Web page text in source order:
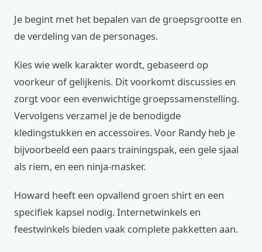
Je begint met het bepalen van de groepsgrootte en
de verdeling van de personages.
Kies wie welk karakter wordt, gebaseerd op
voorkeur of gelijkenis. Dit voorkomt discussies en
zorgt voor een evenwichtige groepssamenstelling.
Vervolgens verzamel je de benodigde
kledingstukken en accessoires. Voor Randy heb je
bijvoorbeeld een paars trainingspak, een gele sjaal
als riem, en een ninja-masker.
Howard heeft een opvallend groen shirt en een
specifiek kapsel nodig. Internetwinkels en
feestwinkels bieden vaak complete pakketten aan.